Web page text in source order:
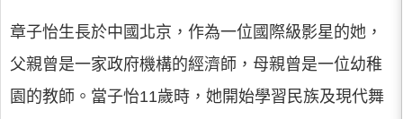
章子怡生長於中國北京，作為一位國際級影星的她，
父親曾是一家政府機構的經濟師，母親曾是一位幼稚
園的教師。當子怡11歲時，她開始學習民族及現代舞